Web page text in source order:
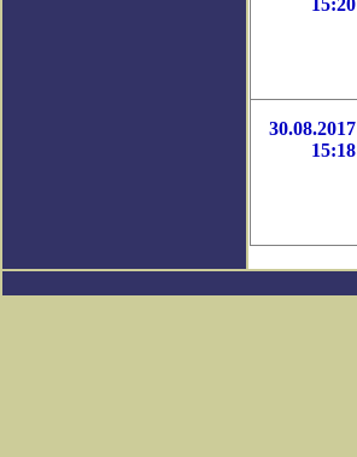
15:20
30.08.2017
15:18